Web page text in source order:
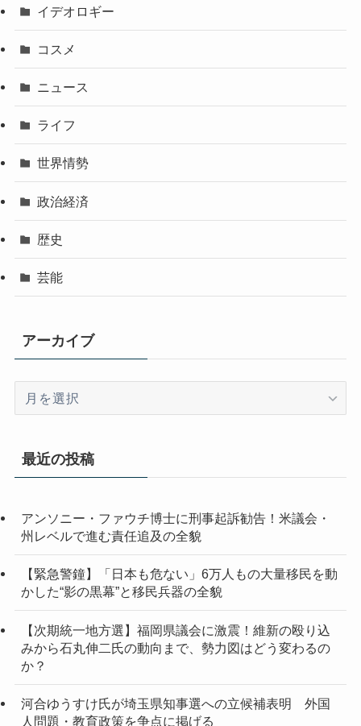
イデオロギー
コスメ
ニュース
ライフ
世界情勢
政治経済
歴史
芸能
アーカイブ
イ
最近の投稿
アンソニー・ファウチ博士に刑事起訴勧告！米議会・
州レベルで進む責任追及の全貌
【緊急警鐘】「日本も危ない」6万人もの大量移民を動
かした“影の黒幕”と移民兵器の全貌
【次期統一地方選】福岡県議会に激震！維新の殴り込
みから石丸伸二氏の動向まで、勢力図はどう変わるの
か？
河合ゆうすけ氏が埼玉県知事選への立候補表明 外国
人問題・教育政策を争点に掲げる